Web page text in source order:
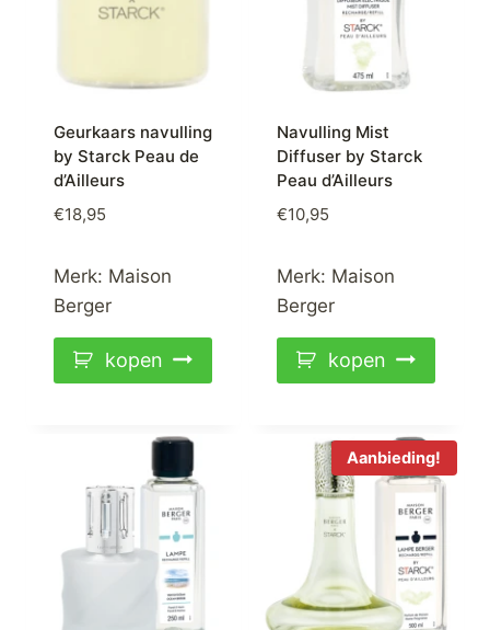
Geurkaars navulling
by Starck Peau de
d’Ailleurs
€18,95
Merk: Maison
Berger
kopen
Navulling Mist
Diffuser by Starck
Peau d’Ailleurs
€10,95
Merk: Maison
Berger
kopen
Aanbieding!